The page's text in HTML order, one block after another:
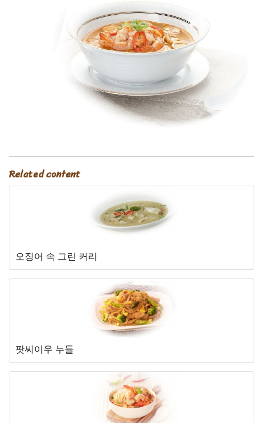
Related content
오징어 속 그린 커리
팟씨이우 누들